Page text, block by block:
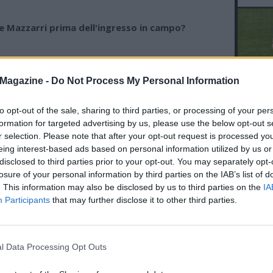
- Do Not Process My Personal Information
opt-out of the sale, sharing to third parties, or processing of your
for targeted advertising by us, please use the below opt-out
selection. Please note that after your opt-out request is processed
interest-based ads based on personal information utilized by us
to third parties prior to your opt-out. You may separately
of your personal information by third parties on the IAB’s list of
This information may also be disclosed by us to third parties on the
Participants that may further disclose it to other third parties.
Data Processing Opt Outs
Mazzarri prima dell'ingresso in campo?
mi ha dato tantissima carica. Poi mi ha detto di
di pensare solo alle cose che avevamo provato
che sarei stato l'uomo decisivo. Quella era la mia
di entrare nella storia del Napoli".
perché appena cinque minuti dopo il suo
ha segnato la rete del momentaneo
è stato un sogno. In quel momento stavo
del